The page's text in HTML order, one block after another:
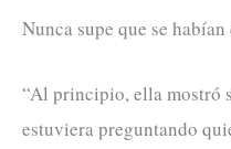
Nunca supe que se
“Al principio, ella mostró
estuviera preguntando